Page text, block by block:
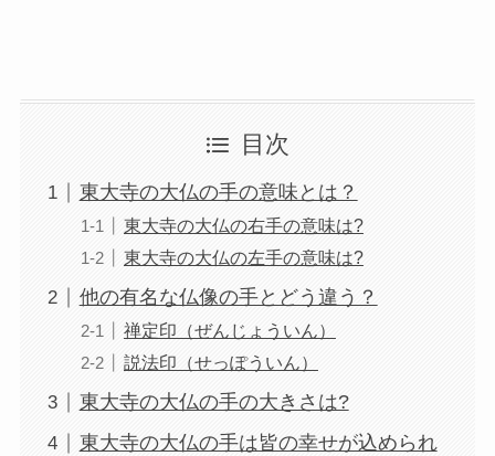
目次
東大寺の大仏の手の意味とは？
東大寺の大仏の右手の意味は?
東大寺の大仏の左手の意味は?
他の有名な仏像の手とどう違う？
禅定印（ぜんじょういん）
説法印（せっぽういん）
東大寺の大仏の手の大きさは?
東大寺の大仏の手は皆の幸せが込められ